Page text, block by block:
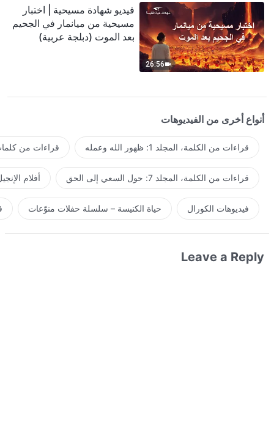
26:56
فيديو شهادة مسيحية | اختبار
مسيحية من ميانمار في الجحيم
بعد الموت (دبلجة عربية)
أنواع أخرى من الفيديوهات
قراءات من الكلمة، المجلد 1: ظهور الله وعمله قراءات من
قراءات من الكلمة، المجلد 7: حول السعي إلى الحق أفلام
فيديوهات الكورال حياة الكنيسة – سلسلة حفلات منوّعات
Leave a Reply